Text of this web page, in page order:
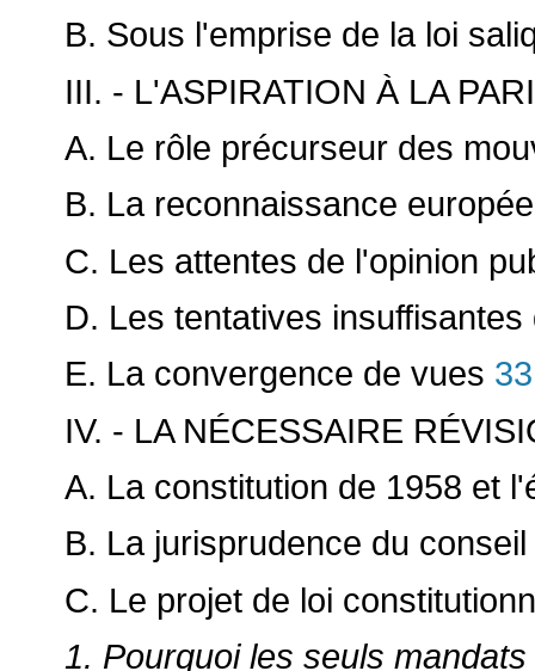
B. Sous l'emprise de la loi
III. - L'ASPIRATION À LA
A. Le rôle précurseur des
B. La reconnaissance
C. Les attentes de l'opinion
D. Les tentatives
E. La convergence de vues 33
IV. - LA NÉCESSAIRE
A. La constitution de 1958 et
B. La jurisprudence du
C. Le projet de loi
1. Pourquoi les seuls